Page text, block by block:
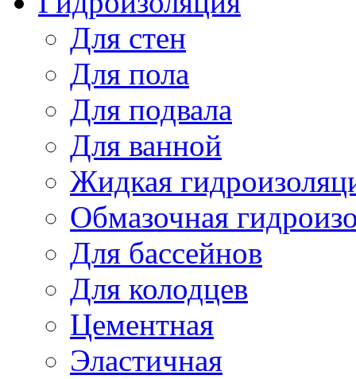
Для стен
Для пола
Для подвала
Для ванной
Жидкая
Обмазочная
Для бассейнов
Для колодцев
Цементная
Эластичная